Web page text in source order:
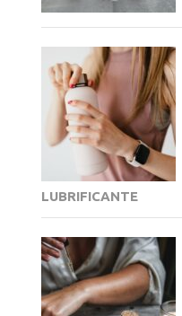
LUBRIFICANTE